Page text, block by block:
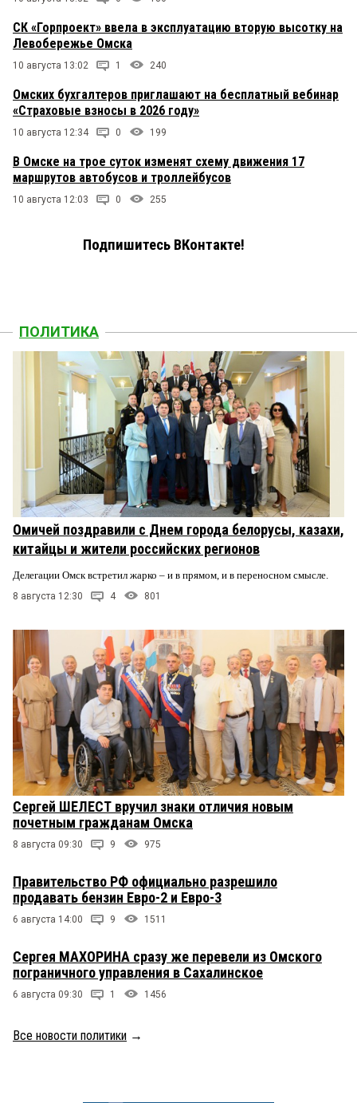
СК «Горпроект» ввела в эксплуатацию вторую высотку на
Левобережье Омска
10 августа 13:02 1 240
Омских бухгалтеров приглашают на бесплатный вебинар
«Страховые взносы в 2026 году»
10 августа 12:34 0 199
В Омске на трое суток изменят схему движения 17
маршрутов автобусов и троллейбусов
10 августа 12:03 0 255
Подпишитесь ВКонтакте!
ПОЛИТИКА
Омичей поздравили с Днем города белорусы, казахи,
китайцы и жители российских регионов
Делегации Омск встретил жарко – и в прямом, и в переносном смысле.
8 августа 12:30 4 801
Сергей ШЕЛЕСТ вручил знаки отличия новым
почетным гражданам Омска
8 августа 09:30 9 975
Правительство РФ официально разрешило
продавать бензин Евро-2 и Евро-3
6 августа 14:00 9 1511
Сергея МАХОРИНА сразу же перевели из Омского
пограничного управления в Сахалинское
6 августа 09:30 1 1456
Все новости политики →